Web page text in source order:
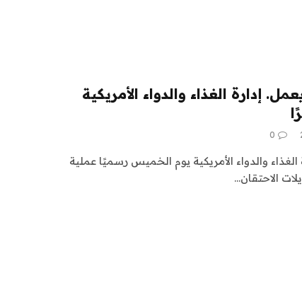
إدارة الغذاء والدواء الأمريكية
0
والدواء الأمريكية يوم الخميس رسميًا عملية
الاحتقان…